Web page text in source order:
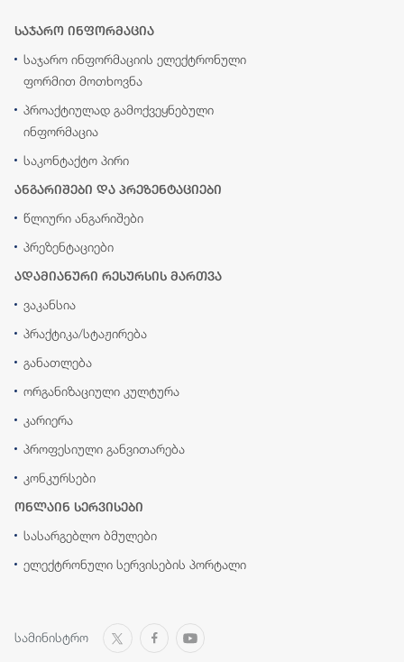
საჯარო ინფორმაცია
საჯარო ინფორმაციის ელექტრონული
ფორმით მოთხოვნა
პროაქტიულად გამოქვეყნებული
ინფორმაცია
საკონტაქტო პირი
ანგარიშები და პრეზენტაციები
წლიური ანგარიშები
პრეზენტაციები
ადამიანური რესურსის მართვა
ვაკანსია
პრაქტიკა/სტაჟირება
განათლება
ორგანიზაციული კულტურა
კარიერა
პროფესიული განვითარება
კონკურსები
ონლაინ სერვისები
სასარგებლო ბმულები
ელექტრონული სერვისების პორტალი
სამინისტრო